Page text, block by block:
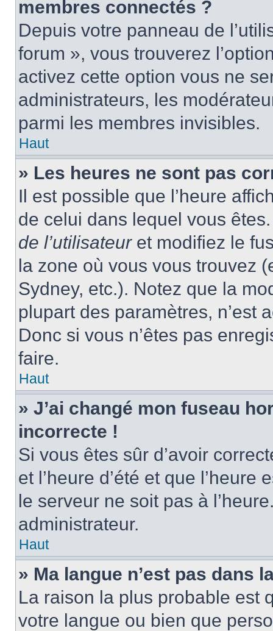
membres connectés ?
Depuis votre panneau de
forum », vous trouverez
activez cette option vous ne
administrateurs, les
parmi les membres invisibles.
Haut
» Les heures ne sont pas
Il est possible que l’heure
de celui dans lequel vous
de l’utilisateuret modifiez le
la zone où vous vous trouvez
Sydney, etc.). Notez que la
plupart des paramètres, n’est
Donc si vous n’êtes pas
faire.
Haut
» J’ai changé mon fuseau
incorrecte !
Si vous êtes sûr d’avoir
et l’heure d’été et que
le serveur ne soit pas à
administrateur.
Haut
» Ma langue n’est pas dans
La raison la plus probable est
votre langue ou bien que